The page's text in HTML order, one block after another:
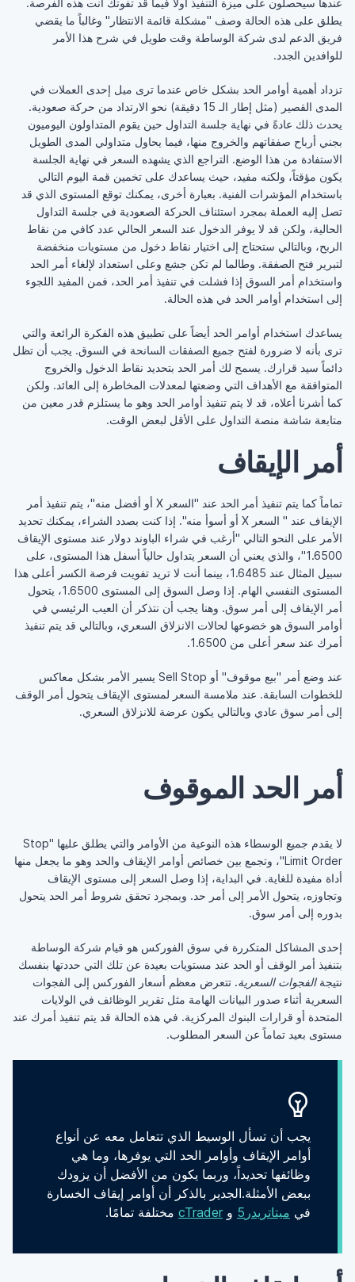
عندها ‏سيحصلون على ميزة التنفيذ أولاً فيما قد تفوتك أنت هذه ‏الفرصة.
يطلق على هذه الحالة وصف "مشكلة قائمة ‏الانتظار" وغالباً ما يقضي
فريق الدعم لدى شركة الوساطة ‏وقت طويل في شرح هذا الأمر
للوافدين الجدد. ‏
تزداد أهمية أوامر الحد بشكل خاص عندما ترى ميل ‏إحدى العملات في
المدى القصير (مثل إطار الـ 15 دقيقة) ‏نحو الارتداد من حركة صعودية.
يحدث ذلك عادةً في نهاية ‏جلسة التداول حين يقوم المتداولون اليوميون
بجني أرباح ‏صفقاتهم والخروج منها، فيما يحاول متداولي المدى الطويل
‏الاستفادة من هذا الوضع. التراجع الذي يشهده السعر في نهاية ‏الجلسة
يكون مؤقتاً، ولكنه مفيد، حيث يساعدك على تخمين ‏قمة اليوم التالي
باستخدام المؤشرات الفنية. بعبارة أخرى، ‏يمكنك توقع المستوى الذي قد
تصل إليه العملة بمجرد ‏استئناف الحركة الصعودية في جلسة التداول
الحالية، ولكن قد ‏لا يوفر الدخول عند السعر الحالي عدد كافي من نقاط
الربح، ‏وبالتالي ستحتاج إلى اختيار نقاط دخول من مستويات ‏منخفضة
لتبرير فتح الصفقة. وطالما لم تكن جشع وعلى ‏استعداد لإلغاء أمر الحد
واستخدام أمر السوق إذا فشلت في ‏تنفيذ أمر الحد، فمن المفيد اللجوء
إلى استخدام أوامر الحد في ‏هذه الحالة. ‏
يساعدك استخدام أوامر الحد أيضاً على تطبيق هذه الفكرة ‏الرائعة والتي
ترى بأنه لا ضرورة لفتح جميع الصفقات ‏السانحة في السوق. يجب أن تظل
دائماً سيد قرارك. يسمح لك ‏أمر الحد بتحديد نقاط الدخول والخروج
المتوافقة مع الأهداف ‏التي وضعتها لمعدلات المخاطرة إلى العائد. ولكن
كما أشرنا ‏أعلاه، قد لا يتم تنفيذ أوامر الحد وهو ما يستلزم قدر معين من
‏متابعة شاشة منصة التداول على الأقل لبعض الوقت. ‏
أمر الإيقاف
تماماً كما يتم تنفيذ أمر الحد عند "السعر ‏X‏ أو أفضل ‏منه"، يتم تنفيذ أمر
الإيقاف عند " السعر ‏X‏ أو أسوأ منه". إذا ‏كنت بصدد الشراء، يمكنك تحديد
الأمر على النحو التالي ‏‏"أرغب في شراء الباوند دولار عند مستوى الإيقاف
‏‏1.6500"، والذي يعني أن السعر يتداول حالياً أسفل هذا ‏المستوى، على
سبيل المثال عند 1.6485، بينما أنت لا تريد ‏تفويت فرصة الكسر أعلى هذا
المستوى النفسي الهام. إذا ‏وصل السوق إلى المستوى 1.6500، يتحول
أمر الإيقاف إلى ‏أمر سوق. وهنا يجب أن نتذكر أن العيب الرئيسي في
أوامر ‏السوق هو خضوعها لحالات الانزلاق السعري، وبالتالي قد ‏يتم تنفيذ
أمرك عند سعر أعلى من 1.6500. ‏
عند وضع أمر "بيع موقوف" أو ‏Sell Stop‏ يسير الأمر ‏بشكل معاكس
للخطوات السابقة. عند ملامسة السعر لمستوى ‏الإيقاف يتحول أمر الوقف
إلى أمر سوق عادي وبالتالي يكون ‏عرضة للانزلاق السعري.‏
أمر الحد الموقوف
لا يقدم جميع الوسطاء هذه النوعية من الأوامر والتي ‏يطلق عليها "‏Stop
Limit Order‏"، وتجمع بين خصائص ‏أوامر الإيقاف والحد وهو ما يجعل منها
أداة مفيدة للغاية. في ‏البداية، إذا وصل السعر إلى مستوى الإيقاف
وتجاوزه، يتحول ‏الأمر إلى أمر حد. وبمجرد تحقق شروط أمر الحد يتحول
‏بدوره إلى أمر سوق.‏
إحدى المشاكل المتكررة في سوق الفوركس هو قيام ‏شركة الوساطة
بتنفيذ أمر الوقف أو الحد عند مستويات بعيدة ‏عن تلك التي حددتها بنفسك
نتيجة ‏الفجوات ‏السعرية‏. تتعرض معظم أسعار الفوركس إلى ‏الفجوات
السعرية أثناء صدور البيانات الهامة مثل تقرير ‏الوظائف في الولايات
المتحدة أو قرارات البنوك المركزية. ‏في هذه الحالة قد يتم تنفيذ أمرك عند
مستوى بعيد تماماً عن ‏السعر المطلوب. ‏
يجب أن تسأل الوسيط الذي تتعامل معه عن أنواع
أوامر ‏الإيقاف وأوامر الحد التي يوفرها، وما هي
وظائفها تحديداً، ‏وربما يكون من الأفضل أن يزودك
ببعض الأمثلة.الجدير بالذكر أن أوامر إيقاف الخسارة
في ميتاتريدر5 و cTrader مختلفة تمامًا. ‏